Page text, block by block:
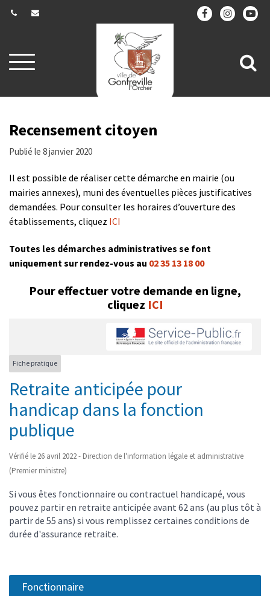
Aller
à
navigation
à
Recensement citoyen
Publié le 8 janvier 2020
Il est possible de réaliser cette démarche en mairie (ou
mairies annexes), muni des éventuelles pièces justificatives
demandées. Pour consulter les horaires d’ouverture des
établissements, cliquez ICI
Toutes les démarches administratives se font
uniquement sur rendez-vous au 02 35 13 18 00
Pour effectuer votre demande en ligne,
cliquez ICI
Fiche pratique
Retraite anticipée pour
handicap dans la fonction
publique
Vérifié le 26 avril 2022 - Direction de l'information légale et administrative
(Premier ministre)
Si vous êtes fonctionnaire ou contractuel handicapé, vous
pouvez partir en retraite anticipée avant 62 ans (au plus tôt à
partir de 55 ans) si vous remplissez certaines conditions de
durée d'assurance retraite.
Fonctionnaire